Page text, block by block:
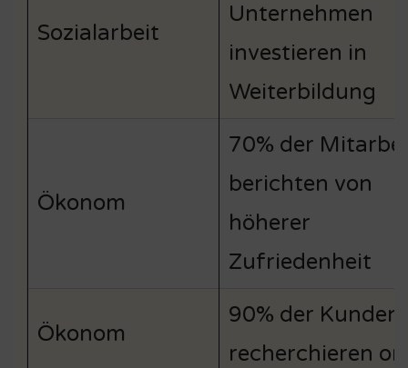
Sozialarbeit
Unternehmen
investieren in
Weiterbildung
Ökonom
70% der
berichten von
höherer
Zufriedenheit
Ökonom
90% der Kunden
recherchieren